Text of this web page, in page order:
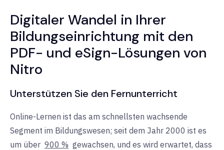
Digitaler Wandel in Ihrer
Bildungseinrichtung mit den
PDF- und eSign-Lösungen von
Nitro
Unterstützen Sie den Fernunterricht
Online-Lernen ist das am schnellsten wachsende
Segment im Bildungswesen; seit dem Jahr 2000 ist es
um über 900 % gewachsen, und es wird erwartet, dass